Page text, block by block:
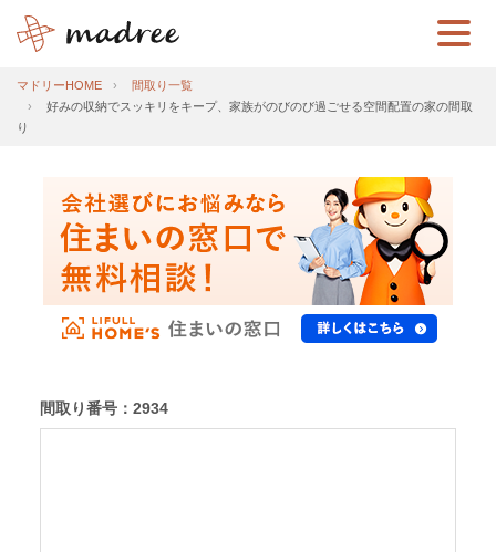
マドリーHOME
間取り一覧
好みの収納でスッキリをキープ、家族がのびのび過ごせる空間配置の家の間取
り
間取り番号：2934